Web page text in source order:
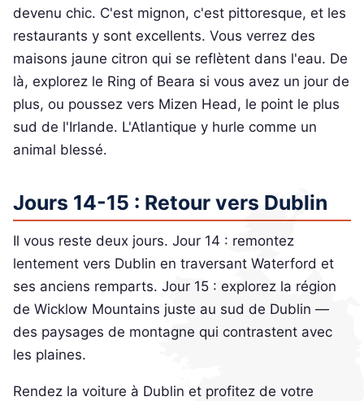
devenu chic. C'est mignon, c'est pittoresque, et les
restaurants y sont excellents. Vous verrez des
maisons jaune citron qui se reflètent dans l'eau. De
là, explorez le Ring of Beara si vous avez un jour de
plus, ou poussez vers Mizen Head, le point le plus
sud de l'Irlande. L'Atlantique y hurle comme un
animal blessé.
Jours 14-15 : Retour vers Dublin
Il vous reste deux jours. Jour 14 : remontez
lentement vers Dublin en traversant Waterford et
ses anciens remparts. Jour 15 : explorez la région
de Wicklow Mountains juste au sud de Dublin —
des paysages de montagne qui contrastent avec
les plaines.
Rendez la voiture à Dublin et profitez de votre